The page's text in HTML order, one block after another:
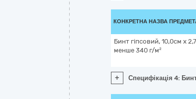
КОНКРЕТНА НАЗВА
Бинт гіпсовий, 10,0см x
менше 340 г/м²
+ Специфікація 4: